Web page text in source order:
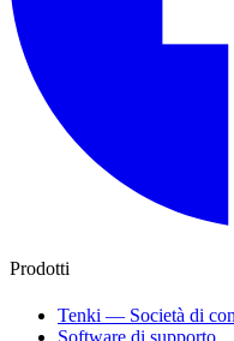
Prodotti
Tenki — Società di
Software di supporto